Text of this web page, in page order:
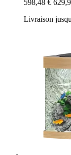
598,48 €
Livraison